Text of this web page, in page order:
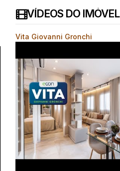
VÍDEOS DO IMÓVEL
Vita Giovanni Gronchi